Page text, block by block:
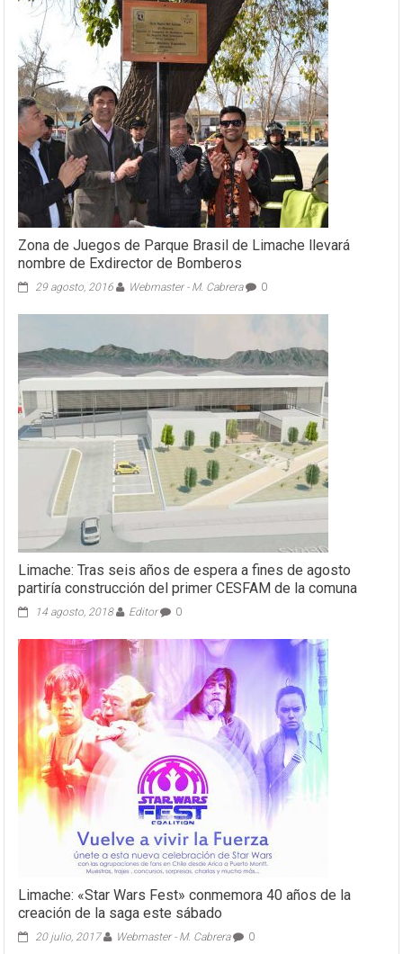
Zona de Juegos de Parque Brasil de Limache llevará
nombre de Exdirector de Bomberos
29 agosto, 2016 Webmaster - M. Cabrera 0
Limache: Tras seis años de espera a fines de agosto
partiría construcción del primer CESFAM de la comuna
14 agosto, 2018 Editor 0
Limache: «Star Wars Fest» conmemora 40 años de la
creación de la saga este sábado
20 julio, 2017 Webmaster - M. Cabrera 0